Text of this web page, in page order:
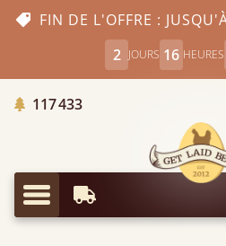
FIN DE L'OFFRE :
2 JOURS 16 HEURES
117 433Arbres Plantés
Menu
Livraison à partir de